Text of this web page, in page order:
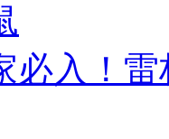
必入！